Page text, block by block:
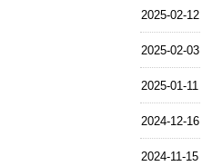
2025-02-12
2025-02-03
2025-01-11
2024-12-16
2024-11-15